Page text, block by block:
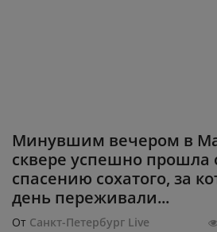
Минувшим вечером в
сквере успешно прошла
спасению сохатого, за
день переживали...
От Санкт-Петербург Live